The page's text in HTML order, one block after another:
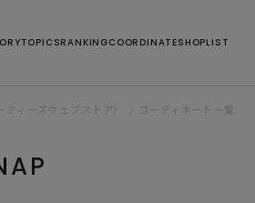
TOPICSRANKINGCOORDINATESHOPLIST
ィーズウェブストア） コーディネート一覧